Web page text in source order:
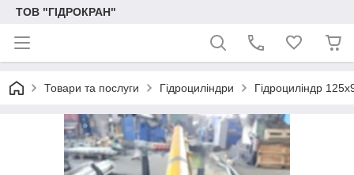
ТОВ "ГІДРОКРАН"
Товари та послуги Гідроциліндри Гідроциліндр